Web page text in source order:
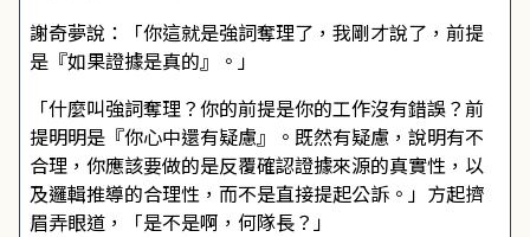
謝奇夢說：「你這就是強詞奪理了，我剛才說了，前提
是『如果證據是真的』。」
「什麼叫強詞奪理？你的前提是你的工作沒有錯誤？前
提明明是『你心中還有疑慮』。既然有疑慮，說明有不
合理，你應該要做的是反覆確認證據來源的真實性，以
及邏輯推導的合理性，而不是直接提起公訴。」方起擠
眉弄眼道，「是不是啊，何隊長？」